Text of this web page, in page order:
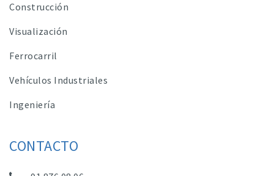
Construcción
Visualización
Ferrocarril
Vehículos Industriales
Ingeniería
CONTACTO